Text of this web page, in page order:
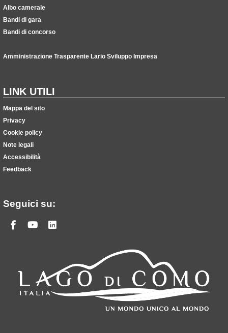
Albo camerale
Bandi di gara
Bandi di concorso
Amministrazione Trasparente Lario Sviluppo Impresa
LINK UTILI
Mappa del sito
Privacy
Cookie policy
Note legali
Accessibilità
Feedback
Seguici su:
Facebook
Youtube